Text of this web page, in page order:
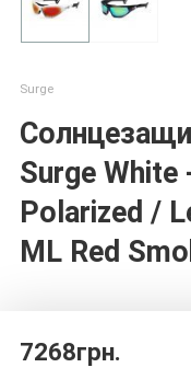
Surge
Surge White
Polarized /
ML Red
7268грн.